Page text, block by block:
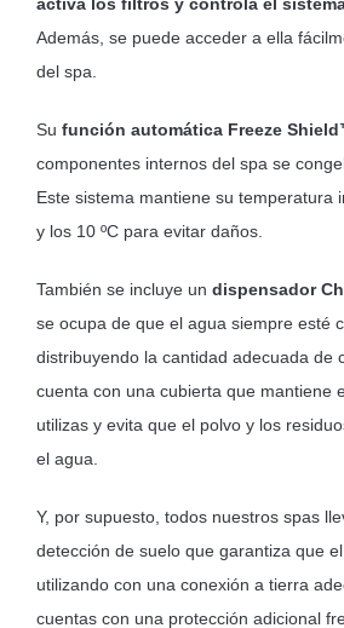
Además, se puede acceder a ella
del spa.
Su función automática Freeze
componentes internos del spa se
Este sistema mantiene su temperatura
y los 10 ºC para evitar daños.
También se incluye un dispensador
se ocupa de que el agua siempre esté
distribuyendo la cantidad adecuada de
cuenta con una cubierta que mantiene
utilizas y evita que el polvo y los
el agua.
Y, por supuesto, todos nuestros spas
detección de suelo que garantiza que
utilizando con una conexión a tierra
cuentas con una protección adicional